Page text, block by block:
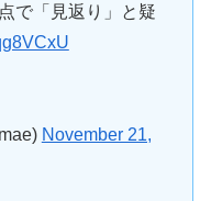
で「見返り」と疑
November 21,